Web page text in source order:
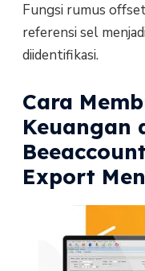
Fungsi rumus
referensi sel
diidentifikasi.
Cara
Keuangan
Export